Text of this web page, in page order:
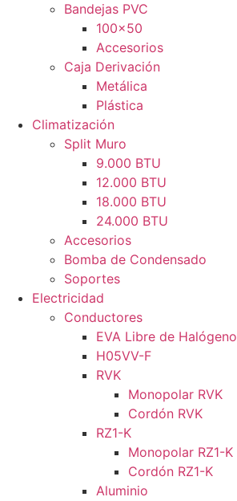
Bandejas PVC
100×50
Accesorios
Caja Derivación
Metálica
Plástica
Climatización
Split Muro
9.000 BTU
12.000 BTU
18.000 BTU
24.000 BTU
Accesorios
Bomba de Condensado
Soportes
Electricidad
Conductores
EVA Libre de Halógeno
H05VV-F
RVK
Monopolar RVK
Cordón RVK
RZ1-K
Monopolar RZ1-K
Cordón RZ1-K
Aluminio